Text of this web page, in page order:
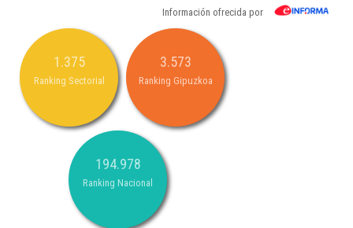
Información ofrecida por
1.375
Ranking Sectorial
3.573
Ranking Gipuzkoa
194.978
Ranking Nacional